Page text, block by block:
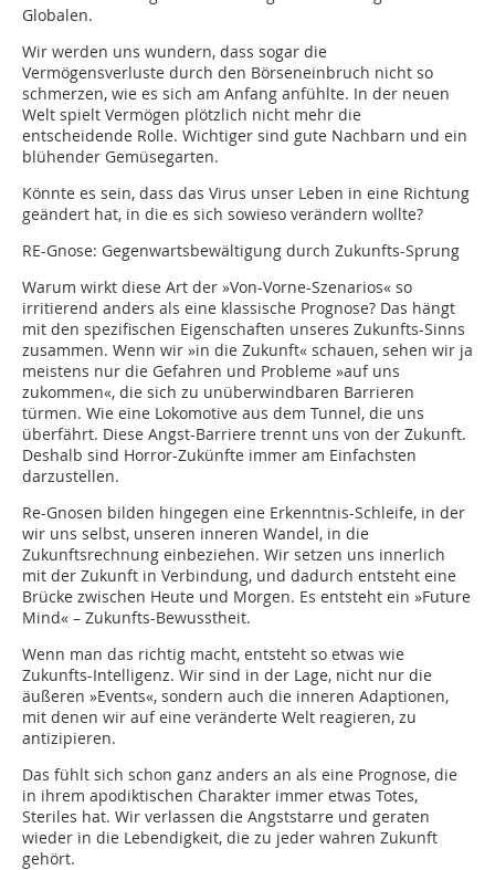
Globalen.
Wir werden uns wundern, dass sogar die
Vermögensverluste durch den Börseneinbruch nicht so
schmerzen, wie es sich am Anfang anfühlte. In der neuen
Welt spielt Vermögen plötzlich nicht mehr die
entscheidende Rolle. Wichtiger sind gute Nachbarn und ein
blühender Gemüsegarten.
Könnte es sein, dass das Virus unser Leben in eine Richtung
geändert hat, in die es sich sowieso verändern wollte?
RE-Gnose: Gegenwartsbewältigung durch Zukunfts-Sprung
Warum wirkt diese Art der »Von-Vorne-Szenarios« so
irritierend anders als eine klassische Prognose? Das hängt
mit den spezifischen Eigenschaften unseres Zukunfts-Sinns
zusammen. Wenn wir »in die Zukunft« schauen, sehen wir ja
meistens nur die Gefahren und Probleme »auf uns
zukommen«, die sich zu unüberwindbaren Barrieren
türmen. Wie eine Lokomotive aus dem Tunnel, die uns
überfährt. Diese Angst-Barriere trennt uns von der Zukunft.
Deshalb sind Horror-Zukünfte immer am Einfachsten
darzustellen.
Re-Gnosen bilden hingegen eine Erkenntnis-Schleife, in der
wir uns selbst, unseren inneren Wandel, in die
Zukunftsrechnung einbeziehen. Wir setzen uns innerlich
mit der Zukunft in Verbindung, und dadurch entsteht eine
Brücke zwischen Heute und Morgen. Es entsteht ein »Future
Mind« – Zukunfts-Bewusstheit.
Wenn man das richtig macht, entsteht so etwas wie
Zukunfts-Intelligenz. Wir sind in der Lage, nicht nur die
äußeren »Events«, sondern auch die inneren Adaptionen,
mit denen wir auf eine veränderte Welt reagieren, zu
antizipieren.
Das fühlt sich schon ganz anders an als eine Prognose, die
in ihrem apodiktischen Charakter immer etwas Totes,
Steriles hat. Wir verlassen die Angststarre und geraten
wieder in die Lebendigkeit, die zu jeder wahren Zukunft
gehört.